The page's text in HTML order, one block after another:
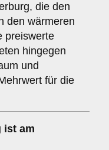
die den
den wärmeren
preiswerte
hingegen
und
für die
ist am